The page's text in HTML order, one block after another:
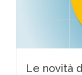
Le novità